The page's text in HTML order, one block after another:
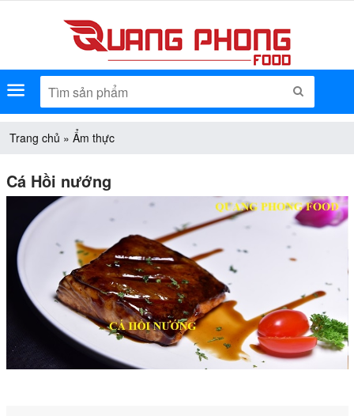
Menu
Trang chủ » Ẩm thực
Cá Hồi nướng